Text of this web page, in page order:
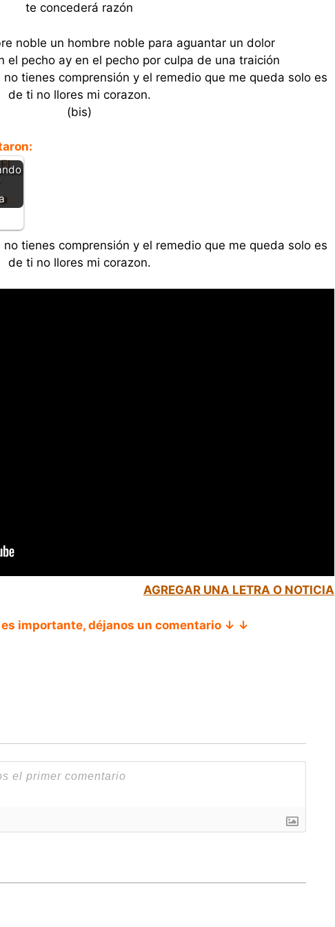
te concederá razón
noble un hombre noble para aguantar un dolor
el pecho ay en el pecho por culpa de una traición
tienes comprensión y el remedio que me queda solo es
de ti no llores mi corazon.
(bis)
tienes comprensión y el remedio que me queda solo es
de ti no llores mi corazon.
AGREGAR UNA LETRA O NOTICIA
importante, déjanos un comentario ↓ ↓